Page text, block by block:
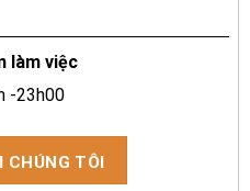
làm việc
-23h00
CHÚNG TÔI